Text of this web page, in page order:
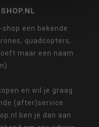
een bekende
quadcopters,
maar een naam
en wil je graag
(after)service
ben je dan aan